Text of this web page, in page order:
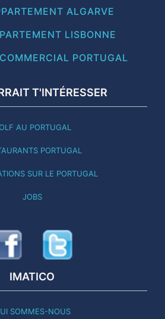
ALGARVE
LISBONNE
PORTUGAL
T'INTÉRESSER
AU PORTUGAL
PORTUGAL
SUR LE PORTUGAL
JOBS
IMATICO
SOMMES-NOUS